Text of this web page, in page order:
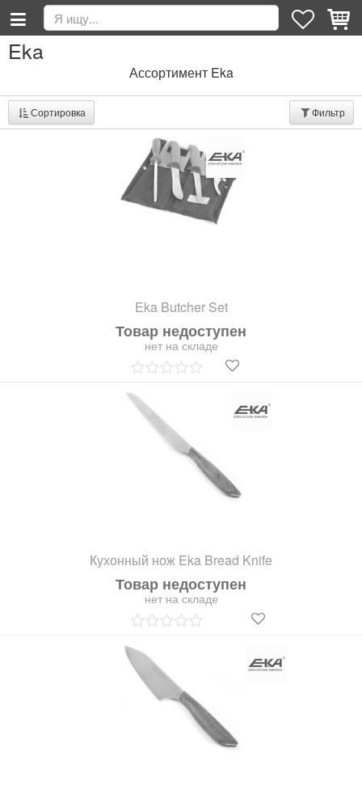
Eka
Ассортимент Eka
Сортировка Фильтр
Eka Butcher Set
Товар недоступен
нет на складе
Кухонный нож Eka Bread Knife
Товар недоступен
нет на складе